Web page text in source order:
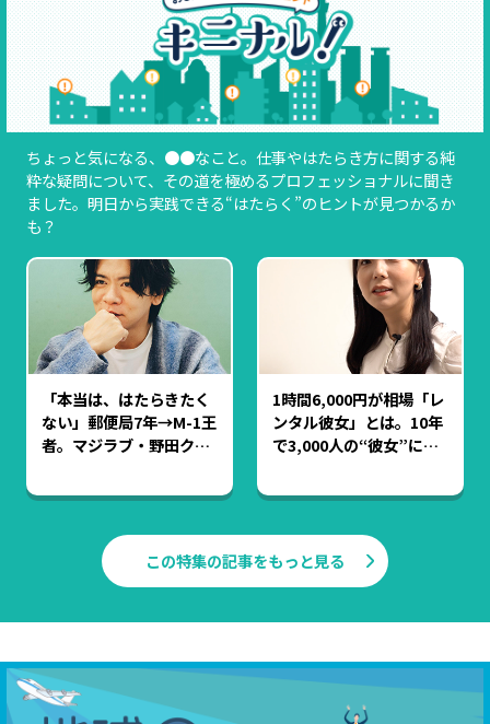
ちょっと気になる、●●なこと。仕事やはたらき方に関する純
粋な疑問について、その道を極めるプロフェッショナルに聞き
ました。明日から実践できる“はたらく”のヒントが見つかるか
も？
「本当は、はたらきたく
ない」郵便局7年→M-1王
者。マジラブ・野田クリ
ぐ”はたらき方
1時間6,000円が相場「レ
ンタル彼女」とは。10年
で3,000人の“彼女”にな
た。
この特集の記事をもっと見る